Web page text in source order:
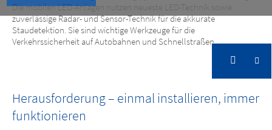
Mit bestem Durchblick voll in der Spur
Mit bestem Durchblick voll in der Spur
Die mobilen LED-Anlagen nutzen neueste LED-Technik sowie
zuverlässige Radar- und Sensor-Technik für die akkurate
Staudetektion. Sie sind wichtige Werkzeuge für die
Verkehrssicherheit auf Autobahnen und Schnellstraßen.
Herausforderung – einmal installieren, immer
funktionieren